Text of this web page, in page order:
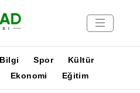
Bilgi Spor
Kültür
Ekonomi Eğitim